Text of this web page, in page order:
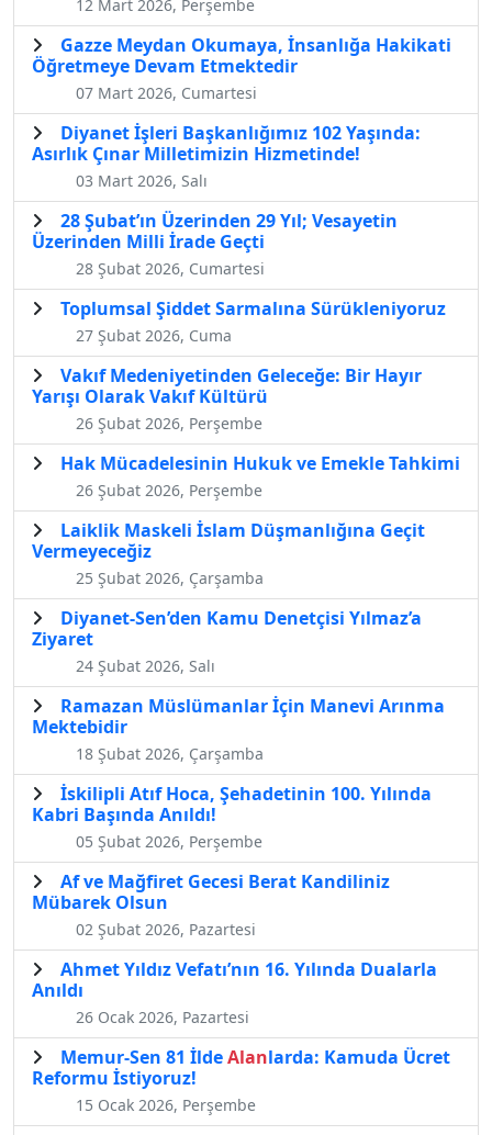
12 Mart 2026, Perşembe
Gazze Meydan Okumaya, İnsanlığa Hakikati
Öğretmeye Devam Etmektedir
07 Mart 2026, Cumartesi
Diyanet İşleri Başkanlığımız 102 Yaşında:
Asırlık Çınar Milletimizin Hizmetinde!
03 Mart 2026, Salı
28 Şubat’ın Üzerinden 29 Yıl; Vesayetin
Üzerinden Milli İrade Geçti
28 Şubat 2026, Cumartesi
Toplumsal Şiddet Sarmalına Sürükleniyoruz
27 Şubat 2026, Cuma
Vakıf Medeniyetinden Geleceğe: Bir Hayır
Yarışı Olarak Vakıf Kültürü
26 Şubat 2026, Perşembe
Hak Mücadelesinin Hukuk ve Emekle Tahkimi
26 Şubat 2026, Perşembe
Laiklik Maskeli İslam Düşmanlığına Geçit
Vermeyeceğiz
25 Şubat 2026, Çarşamba
Diyanet-Sen’den Kamu Denetçisi Yılmaz’a
Ziyaret
24 Şubat 2026, Salı
Ramazan Müslümanlar İçin Manevi Arınma
Mektebidir
18 Şubat 2026, Çarşamba
İskilipli Atıf Hoca, Şehadetinin 100. Yılında
Kabri Başında Anıldı!
05 Şubat 2026, Perşembe
Af ve Mağfiret Gecesi Berat Kandiliniz
Mübarek Olsun
02 Şubat 2026, Pazartesi
Ahmet Yıldız Vefatı’nın 16. Yılında Dualarla
Anıldı
26 Ocak 2026, Pazartesi
Memur-Sen 81 İldeAlanlarda: Kamuda Ücret
Reformu İstiyoruz!
15 Ocak 2026, Perşembe